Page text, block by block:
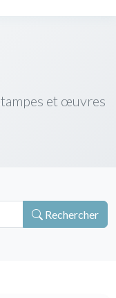
et œuvres
Rechercher